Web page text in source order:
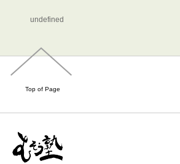
undefined
Top of Page